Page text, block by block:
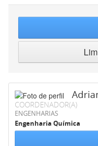
COORDENADOR(A)
ENGENHARIAS
Engenharia Química